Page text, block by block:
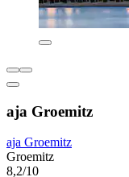
aja Groemitz
aja Groemitz
Groemitz
8,2/10